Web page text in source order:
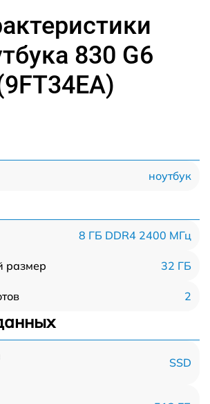
830 G6
ноутбук
8 ГБ DDR4 2400 МГц
размер 32 ГБ
2
SSD